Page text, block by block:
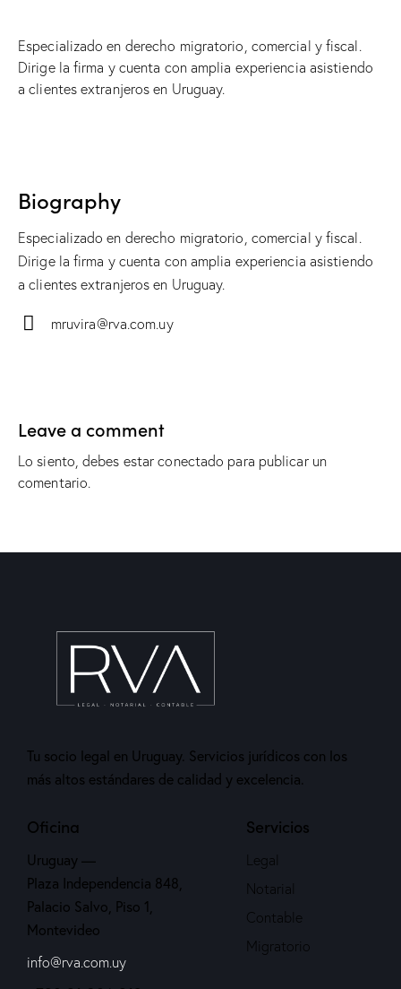
Especializado en derecho migratorio, comercial y fiscal.
Dirige la firma y cuenta con amplia experiencia asistiendo
a clientes extranjeros en Uruguay.
Biography
Especializado en derecho migratorio, comercial y fiscal.
Dirige la firma y cuenta con amplia experiencia asistiendo
a clientes extranjeros en Uruguay.
mruvira@rva.com.uy
Leave a comment
Lo siento, debes estarconectado para publicar un
comentario.
Tu socio legal en Uruguay. Servicios jurídicos con los
más altos estándares de calidad y excelencia.
Oficina
Uruguay —
Plaza Independencia 848,
Palacio Salvo, Piso 1,
Montevideo
info@rva.com.uy
Servicios
Legal
Notarial
Contable
Migratorio